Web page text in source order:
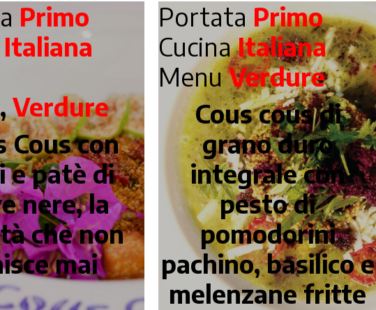
Primo
Italiana
,Verdure
Cous con
e patè di
nere, la
che non
mai
Portata Primo
CucinaItaliana
MenuVerdure
Cous cous di
grano duro
integrale con
pesto di
pomodorini
pachino, basilico e
melenzane fritte